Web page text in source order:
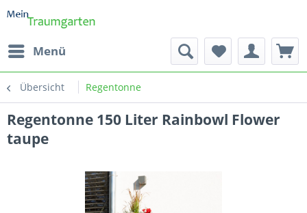
Menü
Übersicht Regentonne
Regentonne 150 Liter Rainbowl Flower
taupe